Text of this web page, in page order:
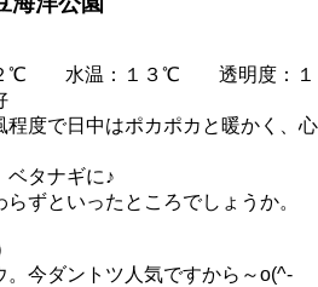
℃ 水温：１３℃ 透明度：１
度で日中はポカポカと暖かく、心
ベタナギに♪
ずといったところでしょうか。
今ダントツ人気ですから～o(^-